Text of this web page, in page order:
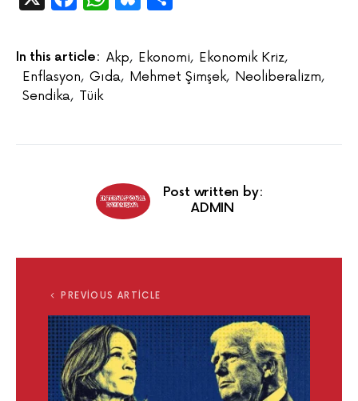
In this article: Akp, Ekonomi, Ekonomik Kriz,
Enflasyon, Gıda, Mehmet Şimşek, Neoliberalizm,
Sendika, Tüik
Post written by:
ADMIN
PREVIOUS ARTICLE